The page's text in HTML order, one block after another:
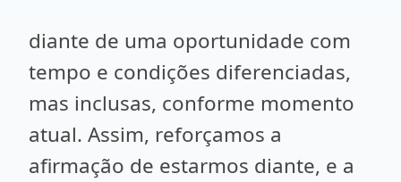
diante de uma oportunidade com
tempo e condições diferenciadas,
mas inclusas, conforme momento
atual. Assim, reforçamos a
afirmação de estarmos diante, e a